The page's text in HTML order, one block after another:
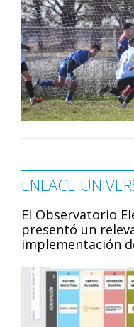
ENLACE
El Observatorio
presentó un
implementación